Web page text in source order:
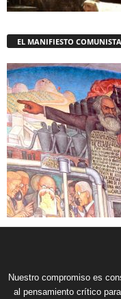
EL MANIFIESTO
Nuestro compromiso es
al pensamiento crítico